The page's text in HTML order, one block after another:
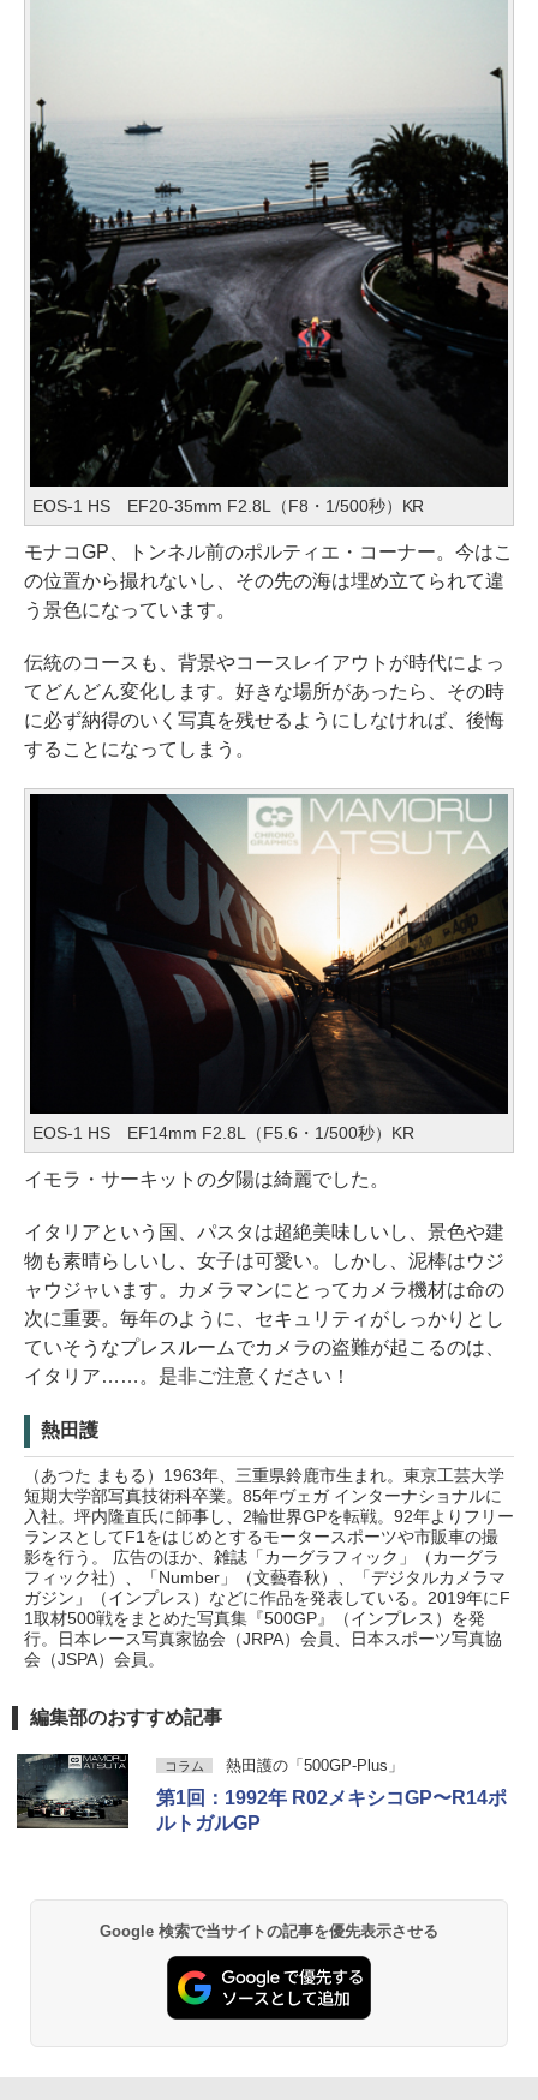
EOS-1 HS EF20-35mm F2.8L（F8・1/500秒）KR
モナコGP、トンネル前のポルティエ・コーナー。今はこ
の位置から撮れないし、その先の海は埋め立てられて違
う景色になっています。
伝統のコースも、背景やコースレイアウトが時代によっ
てどんどん変化します。好きな場所があったら、その時
に必ず納得のいく写真を残せるようにしなければ、後悔
することになってしまう。
EOS-1 HS EF14mm F2.8L（F5.6・1/500秒）KR
イモラ・サーキットの夕陽は綺麗でした。
イタリアという国、パスタは超絶美味しいし、景色や建
物も素晴らしいし、女子は可愛い。しかし、泥棒はウジ
ャウジャいます。カメラマンにとってカメラ機材は命の
次に重要。毎年のように、セキュリティがしっかりとし
ていそうなプレスルームでカメラの盗難が起こるのは、
イタリア……。是非ご注意ください！
熱田護
（あつた まもる）1963年、三重県鈴鹿市生まれ。東京工芸大学
短期大学部写真技術科卒業。85年ヴェガ インターナショナルに
入社。坪内隆直氏に師事し、2輪世界GPを転戦。92年よりフリー
ランスとしてF1をはじめとするモータースポーツや市販車の撮
影を行う。 広告のほか、雑誌「カーグラフィック」（カーグラ
フィック社）、「Number」（文藝春秋）、「デジタルカメラマ
ガジン」（インプレス）などに作品を発表している。2019年にF
1取材500戦をまとめた写真集『500GP』（インプレス）を発
行。日本レース写真家協会（JRPA）会員、日本スポーツ写真協
会（JSPA）会員。
編集部のおすすめ記事
コラム 熱田護の「500GP-Plus」
第1回：1992年 R02メキシコGP〜R14ポ
ルトガルGP
Google 検索で当サイトの記事を優先表示させる